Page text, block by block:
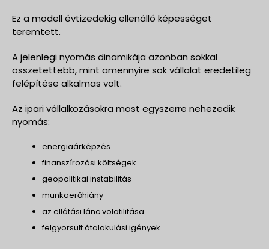
Ez a modell évtizedekig ellenálló képességet
teremtett.
A jelenlegi nyomás dinamikája azonban sokkal
összetettebb, mint amennyire sok vállalat eredetileg
felépítése alkalmas volt.
Az ipari vállalkozásokra most egyszerre nehezedik
nyomás:
energiaárképzés
finanszírozási költségek
geopolitikai instabilitás
munkaerőhiány
az ellátási lánc volatilitása
felgyorsult átalakulási igények